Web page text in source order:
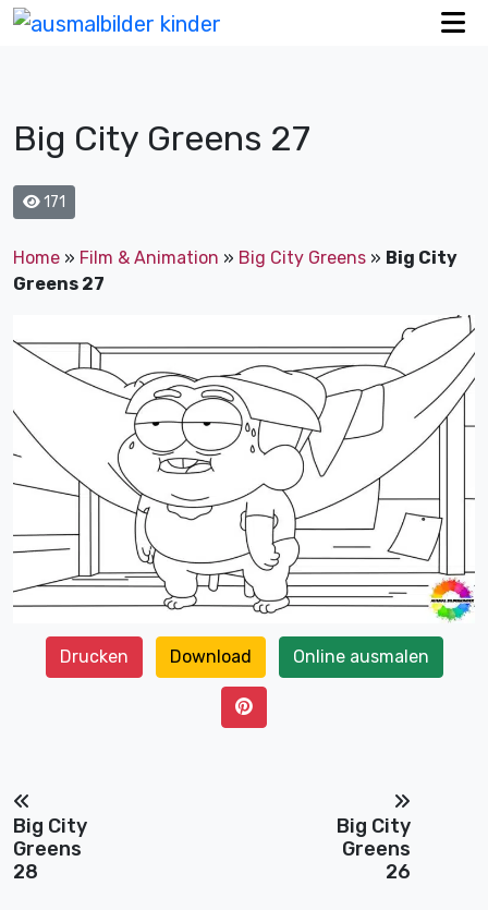
Big City Greens 27
171
Home » Film & Animation » Big City Greens » Big City
Greens 27
Drucken Download Online ausmalen
Big City
Greens
28
Big City
Greens
26